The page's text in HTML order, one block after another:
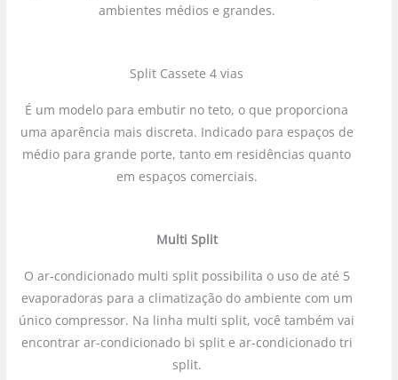
ambientes médios e grandes.
Split Cassete 4 vias
É um modelo para embutir no teto, o que proporciona
uma aparência mais discreta. Indicado para espaços de
médio para grande porte, tanto em residências quanto
em espaços comerciais.
Multi Split
O ar-condicionado multi split possibilita o uso de até 5
evaporadoras para a climatização do ambiente com um
único compressor. Na linha multi split, você também vai
encontrar ar-condicionado bi split e ar-condicionado tri
split.